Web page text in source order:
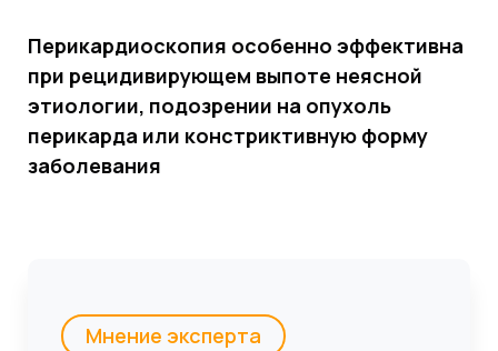
Перикардиоскопия особенно эффективна
при рецидивирующем выпоте неясной
этиологии, подозрении на опухоль
перикарда или констриктивную форму
заболевания
Мнение эксперта